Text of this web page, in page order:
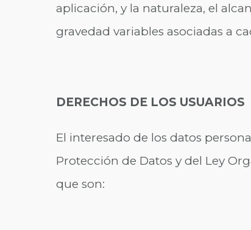
aplicación, y la naturaleza, el
gravedad variables asociadas a
DERECHOS DE LOS USUARIOS
El interesado de los datos
Protección de Datos y del Ley
que son: